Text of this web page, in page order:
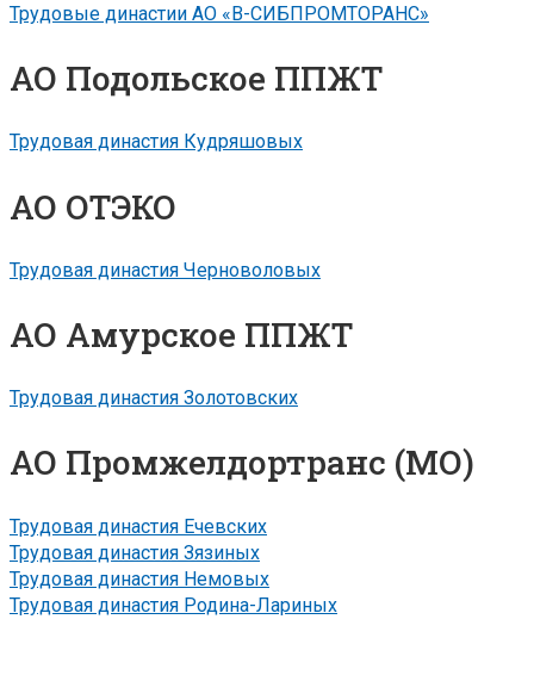
Трудовые династии АО «В-СИБПРОМТОРАНС»
АО Подольское ППЖТ
Трудовая династия Кудряшовых
АО ОТЭКО
Трудовая династия Черноволовых
АО Амурское ППЖТ
Трудовая династия Золотовских
АО Промжелдортранс (МО)
Трудовая династия Ечевских
Трудовая династия Зязиных
Трудовая династия Немовых
Трудовая династия Родина-Лариных